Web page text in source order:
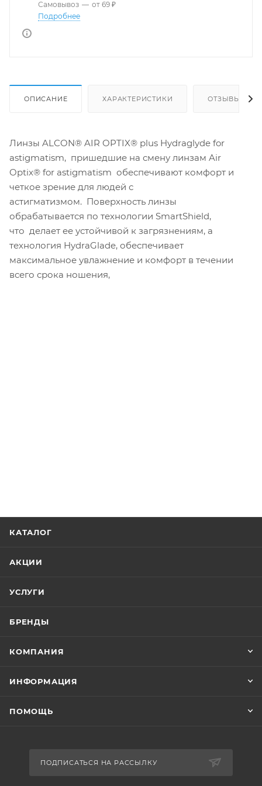
Самовывоз — от 69 ₽
Подробнее
ОПИСАНИЕ ХАРАКТЕРИСТИКИ ОТЗЫВЫ
Линзы ALCON® AIR OPTIX® plus Hydraglyde for
astigmatism, пришедшие на смену линзам Air
Optix® for astigmatism обеспечивают комфорт и
четкое зрение для людей с
астигматизмом. Поверхность линзы
обрабатывается по технологии SmartShield,
что делает ее устойчивой к загрязнениям, а
технология HydraGlade, обеспечивает
максимальное увлажнение и комфорт в течении
всего срока ношения,
КАТАЛОГ
АКЦИИ
УСЛУГИ
БРЕНДЫ
КОМПАНИЯ
ИНФОРМАЦИЯ
ПОМОЩЬ
ПОДПИСАТЬСЯ НА РАССЫЛКУ